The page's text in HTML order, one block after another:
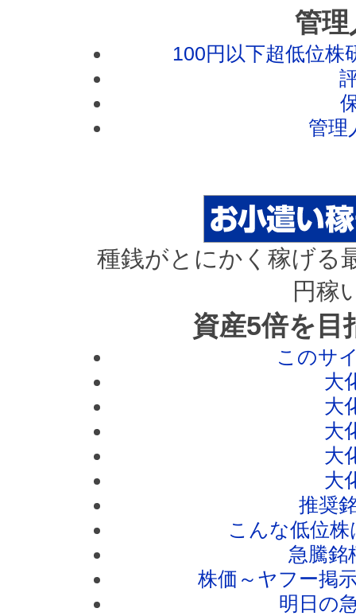
管理
100円以下超低位株
管理
種銭がとにかく稼げる
円稼
資産5倍を目
このサ
大
大
大
大
大
推奨
こんな低位
急騰銘
株価～ヤフー掲
明日の